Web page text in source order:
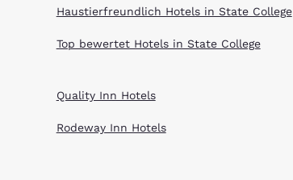
Haustierfreundlich Hotels in State College
Top bewertet Hotels in State College
Quality Inn Hotels
Rodeway Inn Hotels